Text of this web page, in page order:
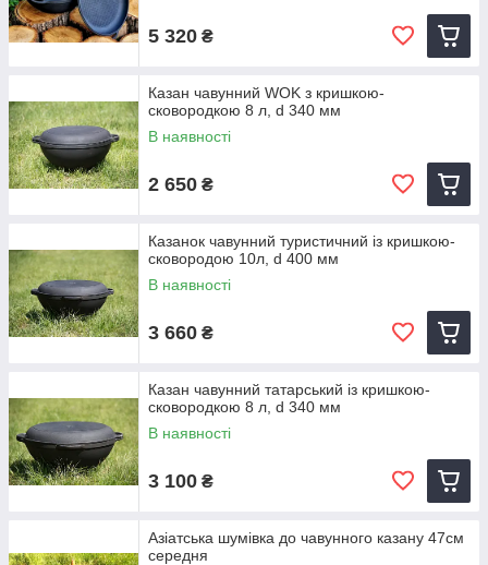
5 320 ₴
Казан чавунний WOK з кришкою-
сковородкою 8 л, d 340 мм
В наявності
2 650 ₴
Казанок чавунний туристичний із кришкою-
сковородою 10л, d 400 мм
В наявності
3 660 ₴
Казан чавунний татарський із кришкою-
сковородкою 8 л, d 340 мм
В наявності
3 100 ₴
Азіатська шумівка до чавунного казану 47см
середня